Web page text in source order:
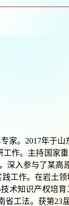
家。 2017年于山
作。主持国家
深入参与了某高
工作。在岩土
术知识产权培育
省工法。获第23